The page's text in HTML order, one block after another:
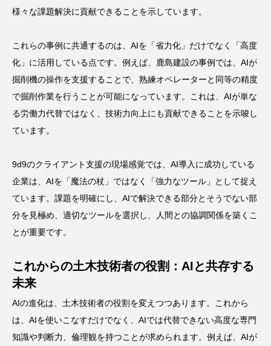
様々な課題解決に貢献できることを示しています。
これらの事例に共通するのは、AIを「省力化」だけでなく「高度
化」に活用している点です。例えば、鹿島建設の事例では、AIが
掘削機の操作を支援することで、熟練オペレーターと同等の精度
で掘削作業を行うことが可能になっています。これは、AIが単な
る労働力代替ではなく、技術力向上にも貢献できることを示唆し
ています。
9d9のクライアント支援の現場感覚では、AI導入に成功している
企業は、AIを「魔法の杖」ではなく「強力なツール」として捉え
ています。課題を明確にし、AIで解決できる部分とそうでない部
分を見極め、適切なツールを選択し、人間との協調関係を築くこ
とが重要です。
これからの土木技術者の役割：AIと共存する
未来
AIの進化は、土木技術者の役割を変えつつあります。これから
は、AIを使いこなすだけでなく、AIでは代替できない高度な専門
知識や判断力、倫理観を持つことが求められます。例えば、AIが